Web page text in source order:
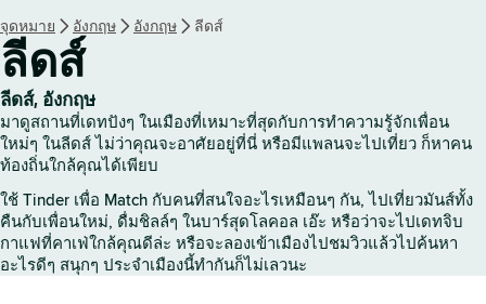
ก
d
e
จุดหมาย อังกฤษ อังกฤษ ลีดส์
ลีดส์
ลีดส์, อังกฤษ
มาดูสถานที่เดทปังๆ ในเมืองที่เหมาะที่สุดกับการทำความรู้จักเพื่อน
ใหม่ๆ ในลีดส์ ไม่ว่าคุณจะอาศัยอยู่ที่นี่ หรือมีแพลนจะไปเที่ยว ก็หาคน
ท้องถิ่นใกล้คุณได้เพียบ
ใช้ Tinder เพื่อ Match กับคนที่สนใจอะไรเหมือนๆ กัน, ไปเที่ยวมันส์ทั้ง
คืนกับเพื่อนใหม่, ดื่มชิลล์ๆ ในบาร์สุดโลคอล เอ๊ะ หรือว่าจะไปเดทจิบ
กาแฟที่คาเฟ่ใกล้คุณดีล่ะ หรือจะลองเข้าเมืองไปชมวิวแล้วไปค้นหา
อะไรดีๆ สนุกๆ ประจำเมืองนี้ทำกันก็ไม่เลวนะ